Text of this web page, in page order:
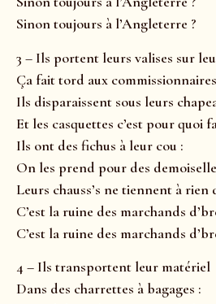
Sinon toujours à l’Angleterre ?
3 – Ils portent leurs valises sur
Ça fait tord aux
Ils disparaissent sous leurs
Et les casquettes c’est pour quoi
Ils ont des fichus à leur cou :
On les prend pour des
Leurs chauss’s ne tiennent à rien
C’est la ruine des marchands
C’est la ruine des marchands
4 – Ils transportent leur matériel
Dans des charrettes à bagages :